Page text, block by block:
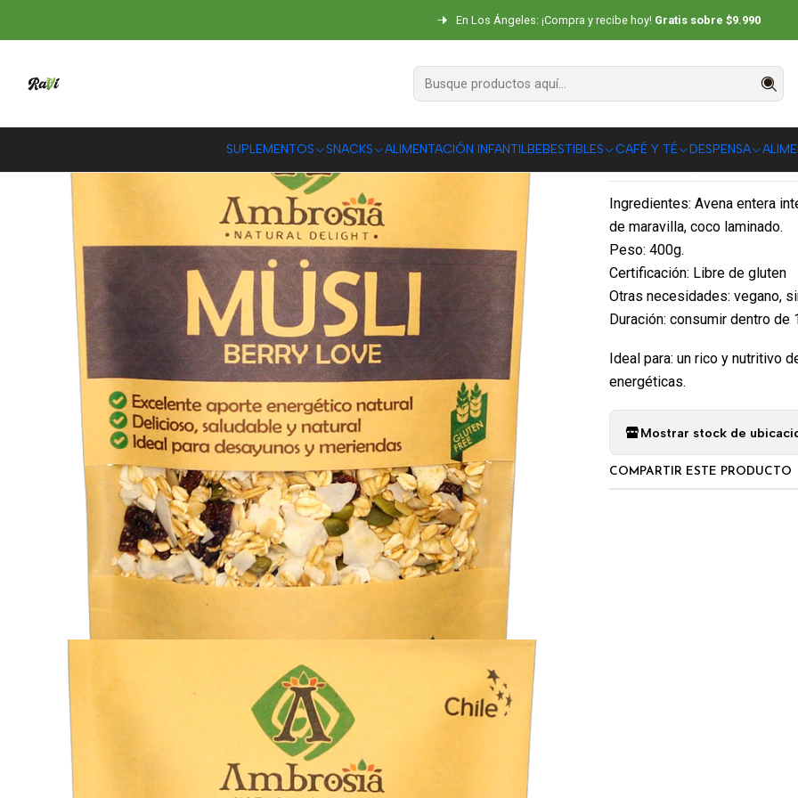
SUPLEMENTOS SNACKS ALIMENTACIÓN INFANTILBEBESTIBLES CAFÉ Y TÉ DESPENSA
En Los Ángeles: ¡Compra y recibe hoy! Gratis sobre $9.990
SNACKS Cereales y Granolas Müsli Berry Love Sin Gluten
Müsli Berry
DESCRIPCIÓN
Ingredientes: Avena entera
de maravilla, coco laminado.
Peso: 400g.
Certificación: Libre de gluten
Otras necesidades: vegano,
Duración: consumir dentro
Ideal para: un rico y nutritivo
energéticas.
Mostrar stock de
COMPARTIR ESTE PRODUCTO